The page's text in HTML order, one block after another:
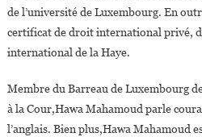
de l’université de Luxembourg. En
certificat de droit international privé,
international de la Haye.
Membre du Barreau de Luxembourg
à la Cour,Hawa Mahamoud parle
l’anglais. Bien plus,Hawa Mahamoud